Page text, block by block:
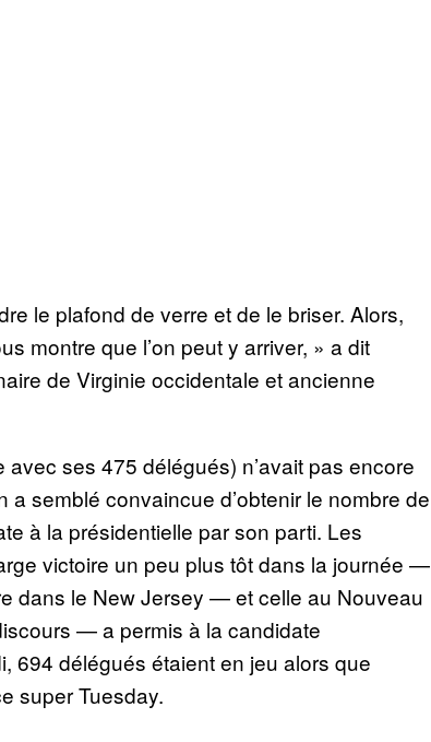
le plafond de verre et de le briser. Alors,
montre que l’on peut y arriver, » a dit
de Virginie occidentale et ancienne
ses 475 délégués) n’avait pas encore
semblé convaincue d’obtenir le nombre de
à la présidentielle par son parti. Les
victoire un peu plus tôt dans la journée —
dans le New Jersey — et celle au Nouveau
— a permis à la candidate
694 délégués étaient en jeu alors que
super Tuesday.